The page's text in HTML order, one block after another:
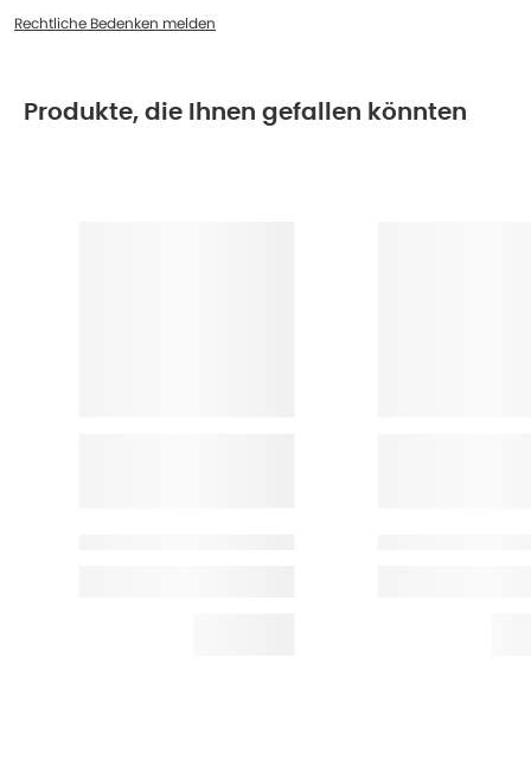
Rechtliche Bedenken melden
Produkte, die Ihnen gefallen könnten